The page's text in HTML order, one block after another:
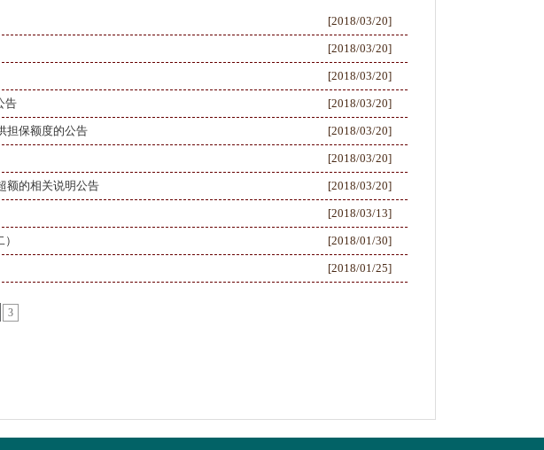
[2018/03/20]
[2018/03/20]
[2018/03/20]
告 [2018/03/20]
担保额度的公告 [2018/03/20]
[2018/03/20]
额的相关说明公告 [2018/03/20]
[2018/03/13]
[2018/01/30]
[2018/01/25]
3